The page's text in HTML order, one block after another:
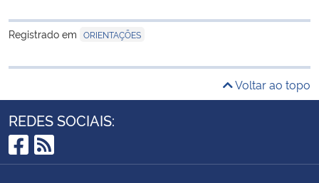
Registrado em ORIENTAÇÕES
Voltar ao topo
REDES SOCIAIS:
Facebook
RSS